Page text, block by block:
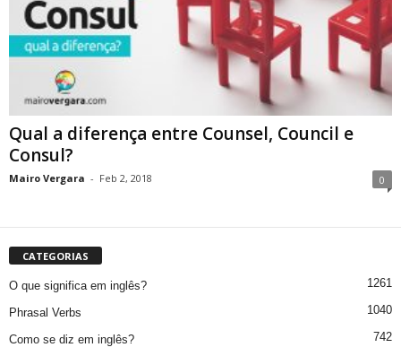
Qual a diferença entre Counsel, Council e
Consul?
Mairo Vergara - Feb 2, 2018 0
CATEGORIAS
O que significa em inglês? 1261
Phrasal Verbs 1040
Como se diz em inglês? 742